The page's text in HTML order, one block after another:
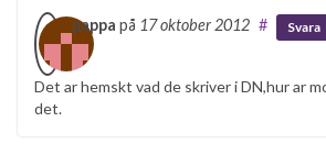
pappa på 17 oktober 2012 # Svara
Det ar hemskt vad de skriver i DN,hur ar
det.